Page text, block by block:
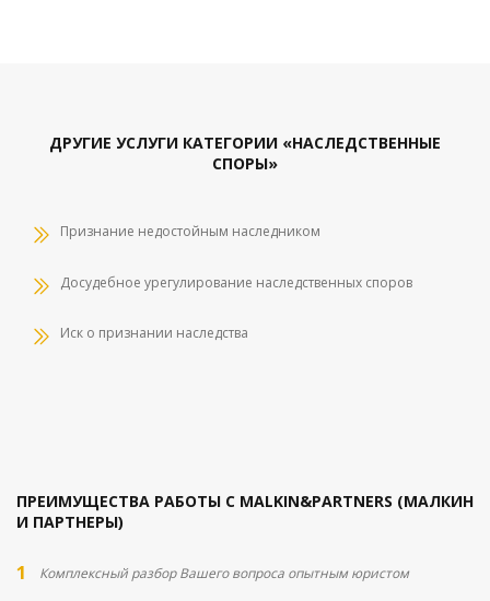
ДРУГИЕ УСЛУГИ КАТЕГОРИИ «НАСЛЕДСТВЕННЫЕ
СПОРЫ»
Признание недостойным наследником
Досудебное урегулирование наследственных споров
Иск о признании наследства
ПРЕИМУЩЕСТВА РАБОТЫ С MALKIN&PARTNERS (МАЛКИН
И ПАРТНЕРЫ)
Комплексный разбор Вашего вопроса опытным юристом